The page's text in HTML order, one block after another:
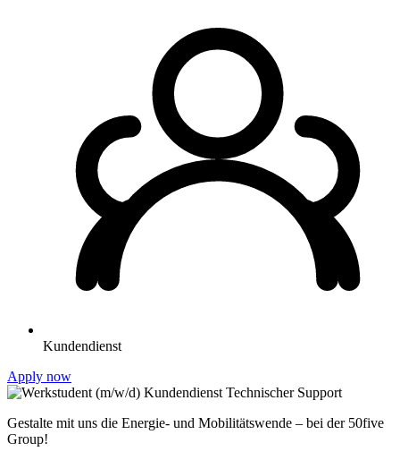
Kundendienst
Apply now
Gestalte mit uns die Energie- und Mobilitätswende – bei der 50five
Group!